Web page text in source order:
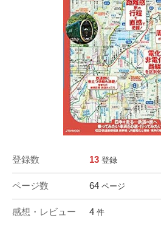
登録数 13 登録
ページ数 64 ページ
感想・レビュー 4 件